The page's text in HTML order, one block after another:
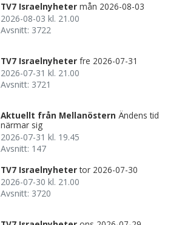
TV7 Israelnyheter mån 2026-08-03
2026-08-03 kl. 21.00
Avsnitt: 3722
TV7 Israelnyheter fre 2026-07-31
2026-07-31 kl. 21.00
Avsnitt: 3721
Aktuellt från Mellanöstern Ändens tid
närmar sig
2026-07-31 kl. 19.45
Avsnitt: 147
TV7 Israelnyheter tor 2026-07-30
2026-07-30 kl. 21.00
Avsnitt: 3720